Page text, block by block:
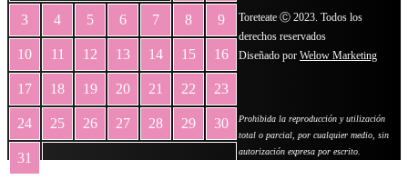
3 4 5 6 7 8 9
10 11 12 13 14 15 16
17 18 19 20 21 22 23
24 25 26 27 28 29 30
31
Toreteate Ⓒ 2023. Todos los
derechos reservados
Diseñado por Welow Marketing
Prohibida la reproducción y utilización
total o parcial, por cualquier medio, sin
autorización expresa por escrito.